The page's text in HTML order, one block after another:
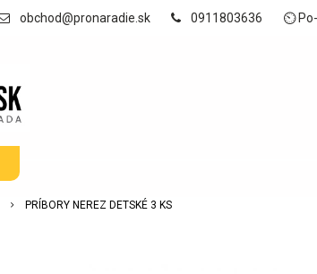
obchod@pronaradie.sk 0911803636 ⏲ Po-
PRÍBORY NEREZ DETSKÉ 3 KS